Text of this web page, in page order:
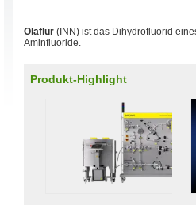
Olaflur (INN) ist das Dihydrofluorid
Aminfluoride.
Produkt-Highlight